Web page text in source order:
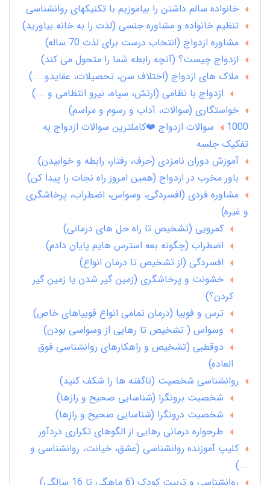
خانواده سالم داشتن را بیاموزیم با تکنیکهای روانشناسی
تنظیم خانواده و مشاوره جنسی (لذت را به خانه بیاورید)
مشاوره ازدواج (انتخاب درست برای لذت 70 ساله)
ازدواج چیست؟ (آنچه رابطه شما را متحول می کند)
ملاک های ازدواج (اختلاف سن، تحصیلات، عقایدو ...)
ازدواج با نظامی (ارتش، سپاه، نیرو انتظامی و ...)
خواستگاری (سوالات، آداب و رسوم و مراسم)
1000 سوالات ازدواج ❤️کاملترین سوالات ازدواج به
تفکیک جلسه
آموزش دوران نامزدی (حرف، رفتار، رابطه و خوابیدن)
باور مخرب در ازدواج (همین امروز راه نجات را پیدا کن)
مشاوره فردی (افسردگی، وسواس، اضطراب، پرخاشگری
و غیره)
کمرویی (تشخیص تا راه حل های درمانی)
اضطراب (چگونه بعه استرس هایم پایان دادم)
افسردگی (از تشخیص تا درمان انواع)
خشونت و پرخاشگری (زمین گیر شدن یا زمین گیر
کردن؟)
ترس و فوبیا (درمان تمامی انواع فوبیاهای خاص)
وسواس ( تشخیص تا رهایی از وسواسی بودن)
دوقطبی (تشخیص و راهکارهای روانشناسی فوق
العاده)
روانشناسی شخصیت (ناگفته ها را شکف کنید)
شخصیت برونگرا (شناسایی صحیح و رازها)
شخصیت درونگرا (شناسایی صحیح و رازها)
طرحواره درمانی رهایی از الگوهای تکراری دردآور
کلیپ آموزنده روانشناسی (عشق، خیانت، روانشناسی و
...)